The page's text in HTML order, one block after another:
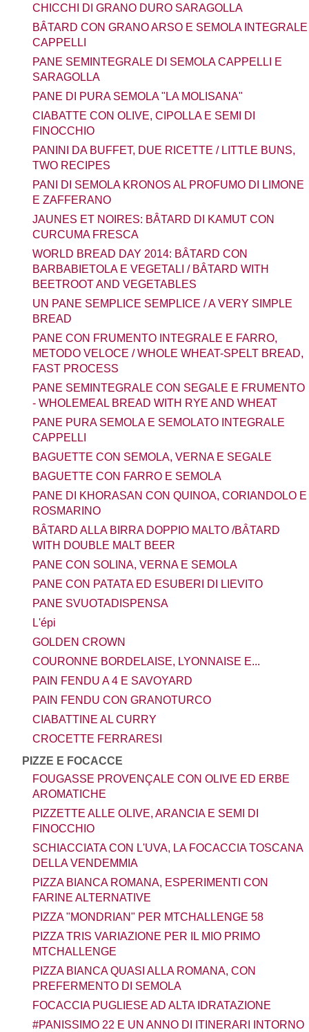
CHICCHI DI GRANO DURO SARAGOLLA
BÂTARD CON GRANO ARSO E SEMOLA INTEGRALE
CAPPELLI
PANE SEMINTEGRALE DI SEMOLA CAPPELLI E
SARAGOLLA
PANE DI PURA SEMOLA "LA MOLISANA"
CIABATTE CON OLIVE, CIPOLLA E SEMI DI
FINOCCHIO
PANINI DA BUFFET, DUE RICETTE / LITTLE BUNS,
TWO RECIPES
PANI DI SEMOLA KRONOS AL PROFUMO DI LIMONE
E ZAFFERANO
JAUNES ET NOIRES: BÂTARD DI KAMUT CON
CURCUMA FRESCA
WORLD BREAD DAY 2014: BÂTARD CON
BARBABIETOLA E VEGETALI / BÂTARD WITH
BEETROOT AND VEGETABLES
UN PANE SEMPLICE SEMPLICE / A VERY SIMPLE
BREAD
PANE CON FRUMENTO INTEGRALE E FARRO,
METODO VELOCE / WHOLE WHEAT-SPELT BREAD,
FAST PROCESS
PANE SEMINTEGRALE CON SEGALE E FRUMENTO
- WHOLEMEAL BREAD WITH RYE AND WHEAT
PANE PURA SEMOLA E SEMOLATO INTEGRALE
CAPPELLI
BAGUETTE CON SEMOLA, VERNA E SEGALE
BAGUETTE CON FARRO E SEMOLA
PANE DI KHORASAN CON QUINOA, CORIANDOLO E
ROSMARINO
BÂTARD ALLA BIRRA DOPPIO MALTO /BÂTARD
WITH DOUBLE MALT BEER
PANE CON SOLINA, VERNA E SEMOLA
PANE CON PATATA ED ESUBERI DI LIEVITO
PANE SVUOTADISPENSA
L'épi
GOLDEN CROWN
COURONNE BORDELAISE, LYONNAISE E...
PAIN FENDU A 4 E SAVOYARD
PAIN FENDU CON GRANOTURCO
CIABATTINE AL CURRY
CROCETTE FERRARESI
PIZZE E FOCACCE
FOUGASSE PROVENÇALE CON OLIVE ED ERBE
AROMATICHE
PIZZETTE ALLE OLIVE, ARANCIA E SEMI DI
FINOCCHIO
SCHIACCIATA CON L'UVA, LA FOCACCIA TOSCANA
DELLA VENDEMMIA
PIZZA BIANCA ROMANA, ESPERIMENTI CON
FARINE ALTERNATIVE
PIZZA "MONDRIAN" PER MTCHALLENGE 58
PIZZA TRIS VARIAZIONE PER IL MIO PRIMO
MTCHALLENGE
PIZZA BIANCA QUASI ALLA ROMANA, CON
PREFERMENTO DI SEMOLA
FOCACCIA PUGLIESE AD ALTA IDRATAZIONE
#PANISSIMO 22 E UN ANNO DI ITINERARI INTORNO